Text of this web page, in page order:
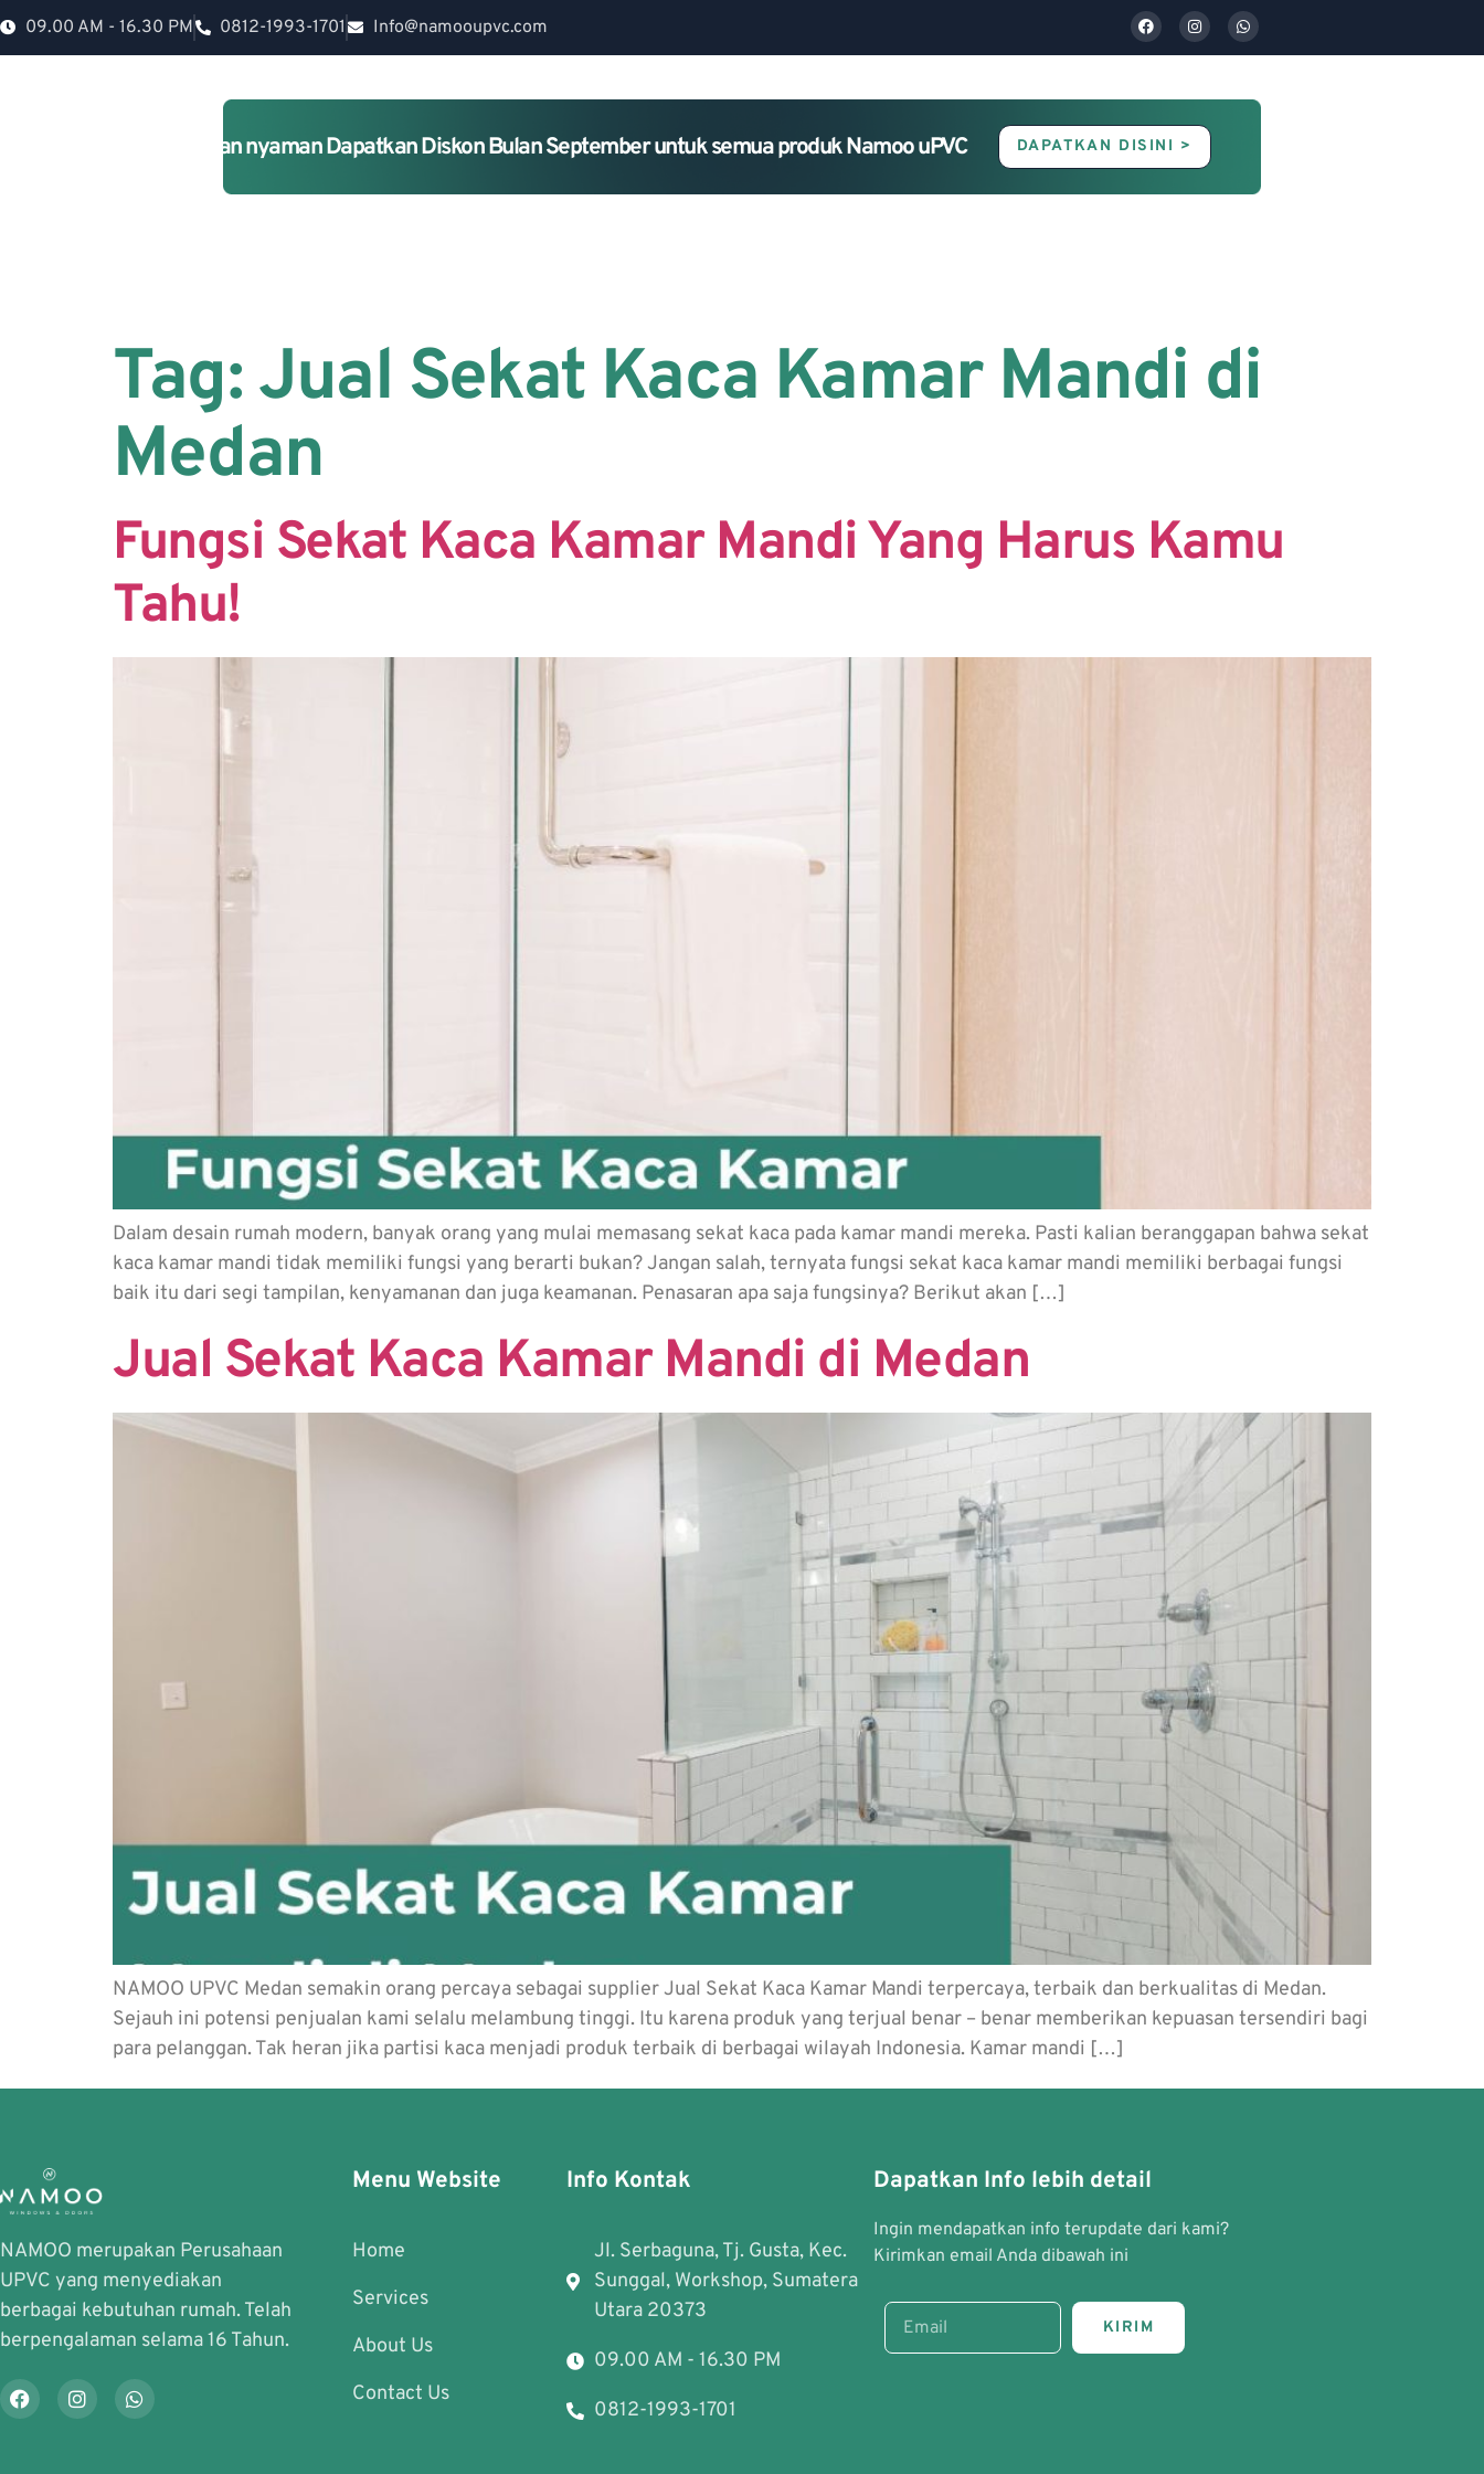
09.00 AM - 16.30 PM 0812-1993-1701 Info@namooupvc.com
Rumah lebih Aman dan nyaman Dapatkan Diskon Bulan September untuk semua produk Namoo uPVC DAPATKAN DISINI >
Tag:Jual Sekat Kaca Kamar Mandi di
Medan
Fungsi Sekat Kaca Kamar Mandi Yang Harus Kamu
Tahu!
Dalam desain rumah modern, banyak orang yang mulai memasang sekat kaca pada kamar mandi mereka. Pasti kalian beranggapan bahwa sekat
kaca kamar mandi tidak memiliki fungsi yang berarti bukan? Jangan salah, ternyata fungsi sekat kaca kamar mandi memiliki berbagai fungsi
baik itu dari segi tampilan, kenyamanan dan juga keamanan. Penasaran apa saja fungsinya? Berikut akan […]
Jual Sekat Kaca Kamar Mandi di Medan
NAMOO UPVC Medan semakin orang percaya sebagai supplier Jual Sekat Kaca Kamar Mandi terpercaya, terbaik dan berkualitas di Medan.
Sejauh ini potensi penjualan kami selalu melambung tinggi. Itu karena produk yang terjual benar – benar memberikan kepuasan tersendiri bagi
para pelanggan. Tak heran jika partisi kaca menjadi produk terbaik di berbagai wilayah Indonesia. Kamar mandi […]
NAMOO merupakan Perusahaan
UPVC yang menyediakan
berbagai kebutuhan rumah. Telah
berpengalaman selama 16 Tahun.
Menu Website
Home
Services
About Us
Contact Us
Info Kontak
Jl. Serbaguna, Tj. Gusta, Kec.
Sunggal, Workshop, Sumatera
Utara 20373
09.00 AM - 16.30 PM
0812-1993-1701
Dapatkan Info lebih detail
Ingin mendapatkan info terupdate dari kami?
Kirimkan email Anda dibawah ini
KIRIM